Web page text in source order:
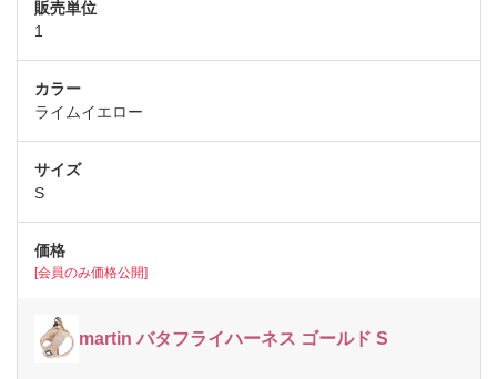
1
ライムイエロー
S
[会員のみ価格公開]
martin バタフライハーネス ゴールド S